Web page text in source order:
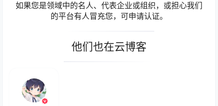
如果您是领域中的名人、代表企业或组织，或担心我们
的平台有人冒充您，可申请认证。
他们也在云博客